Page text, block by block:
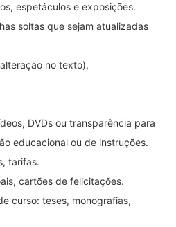
espetáculos e exposições.
soltas que sejam atualizadas
no texto).
DVDs ou transparência para
educacional ou de instruções.
tarifas.
cartões de felicitações.
curso: teses, monografias,